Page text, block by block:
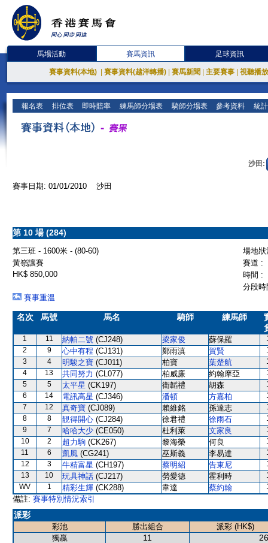
馬場活動 賽馬資訊 足球資訊
賽事資料(本地) 賽事資料(越洋轉播) 賽馬新聞 主要賽事 視聽播
報名表 排位表 即時賠率 練馬師分場表 騎師分場表 參考資料 統
沙田:
賽事日期: 01/01/2010 沙田
第 10 場 (284)
第三班 - 1600米 - (80-60)
場地
黃嶺讓賽
賽道 :
HK$ 850,000
時間 :
分段
賽事重溫
名次 馬號 馬名 騎師 練馬師
1 11 納帕二號 (CJ248) 梁家俊 蘇保羅
2
9 心中有程 (CJ131) 鄭雨滇 賀賢
3
4 明駿之寶 (CJ011) 柏寶 葉楚航
4
13 共同努力 (CL077) 柏威廉 約翰摩亞
5
5 太平星 (CK197) 衛韜禮 胡森
6
14 電訊高星 (CJ346) 潘頓 方嘉柏
7
12 真奇寶 (CJ089) 賴維銘 孫達志
8
8 靚得開心 (CJ284) 徐君禮 徐雨石
9
7 哈哈大少 (CE050) 杜利萊 文家良
10
2 超力駒 (CK267) 黎海榮 何良
11
6 凱風 (CG241) 巫斯義 李易達
12
3 牛精富星 (CH197) 蔡明紹 告東尼
13
10 玩具神話 (CJ217) 勞愛德 霍利時
WV
1 精彩生輝 (CK288) 韋達 蔡約翰
備註: 賽事特別情況索引
派彩
彩池 勝出組合
派彩 (HK$)
獨贏
11